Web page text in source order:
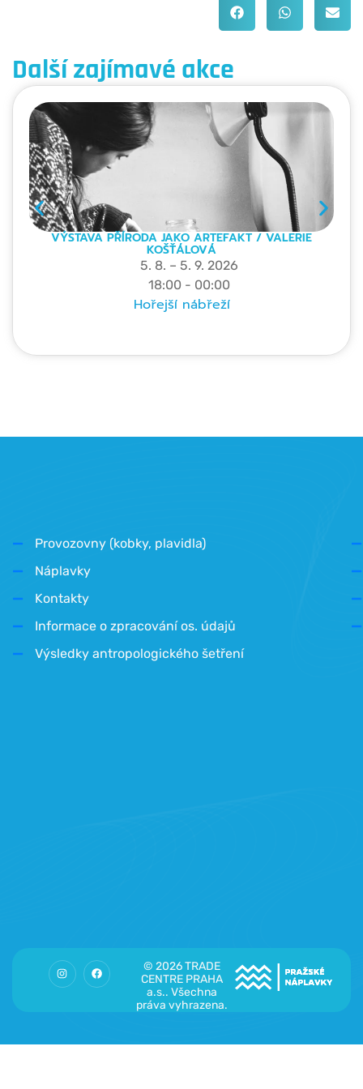
Další zajímavé akce
VÝSTAVA PŘÍRODA JAKO ARTEFAKT / VALERIE
KOŠŤÁLOVÁ
5. 8. – 5. 9. 2026
18:00 - 00:00
Hořejší nábřeží
Provozovny (kobky, plavidla)
Náplavky
Kontakty
Informace o zpracování os. údajů
Výsledky antropologického šetření
© 2026 TRADE
CENTRE PRAHA
a.s.. Všechna
práva vyhrazena.